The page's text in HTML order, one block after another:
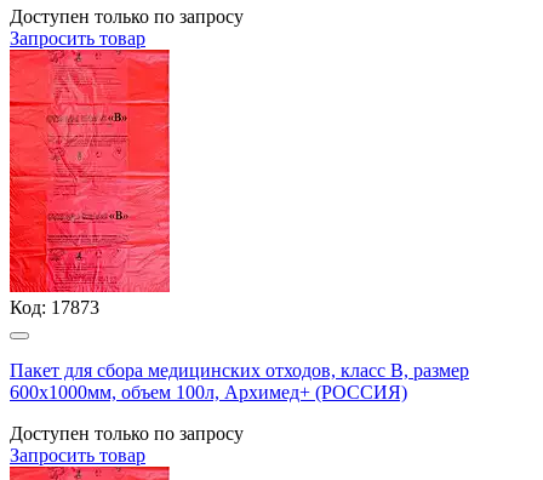
Доступен только по запросу
Запросить товар
Код: 17873
Пакет для сбора медицинских отходов, класс В, размер
600х1000мм, объем 100л, Архимед+ (РОССИЯ)
Доступен только по запросу
Запросить товар